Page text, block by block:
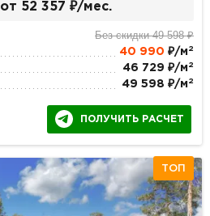
от 52 357 ₽/мес.
Без скидки 49 598 ₽
40 990 ₽/м 2
46 729 ₽/м 2
49 598 ₽/м 2
ПОЛУЧИТЬ РАСЧЕТ
ТОП